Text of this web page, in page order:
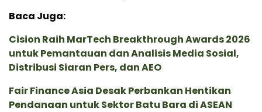
Baca Juga:
Cision Raih MarTech Breakthrough Awards 2026
untuk Pemantauan dan Analisis Media Sosial,
Distribusi Siaran Pers, dan AEO
Fair Finance Asia Desak Perbankan Hentikan
Pendanaan untuk Sektor Batu Bara di ASEAN